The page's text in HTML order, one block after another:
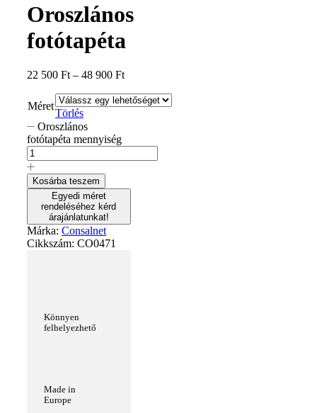
Oroszlános
fotótapéta
22 500 Ft – 48 900 Ft
Méret
Törlés
Oroszlános
fotótapéta mennyiség
Kosárba teszem
Egyedi méret
rendeléséhez kérd
árajánlatunkat!
Márka: Consalnet
Cikkszám: CO0471
Könnyen
felhelyezhető
Made in
Europe